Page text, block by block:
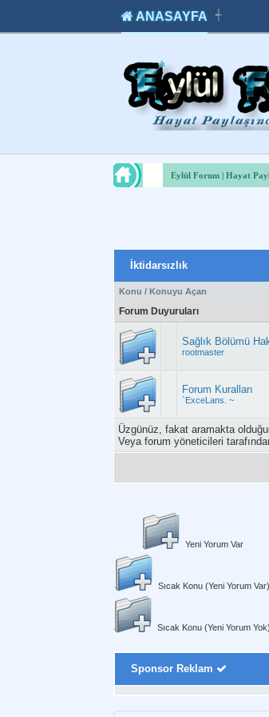
satın
takipçi
ANASAYFA ┽
Eylül Forum | Hayat
İktidarsızlık
Konu / Konuyu Açan
Forum Duyuruları
Sağlık Bölümü
rootmaster
Forum Kuralları
`ExceLans. ~
Üzgünüz, fakat aramakta
Veya forum yöneticileri
Yeni Yorum Var
Sıcak Konu (Yeni Yorum Var)
Sıcak Konu (Yeni Yorum Yok)
Sponsor Reklam